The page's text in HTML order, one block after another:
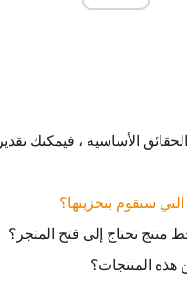
الأساسية ، فيمكنك تقدير
ستقوم بتخزينها؟
تحتاج إلى فتح المتجر؟
هذه المنتجات؟